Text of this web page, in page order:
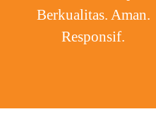
Berkualitas. Aman.
Responsif.